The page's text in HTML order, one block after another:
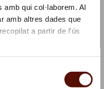
qui col·laborem. Al
amb altres dades que
a partir de l'ús
i va fer reportatges
iAlba Sotorra
la seva
Defensa de les